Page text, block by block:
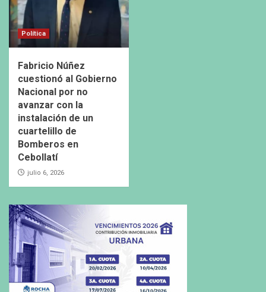
Política
Fabricio Núñez
cuestionó al Gobierno
Nacional por no
avanzar con la
instalación de un
cuartelillo de
Bomberos en
Cebollatí
julio 6, 2026